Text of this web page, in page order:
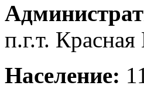
п.г.т. Красная
Население: